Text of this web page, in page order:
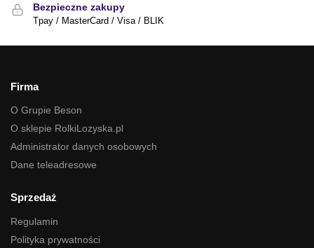
Bezpieczne zakupy
Tpay / MasterCard / Visa / BLIK
Firma
O Grupie Beson
O sklepie RolkiLozyska.pl
Administrator danych osobowych
Dane teleadresowe
Sprzedaż
Regulamin
Polityka prywatności